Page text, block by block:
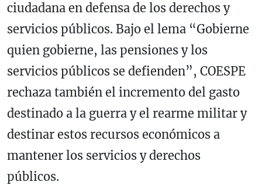
ciudadana en defensa de los derechos y
servicios públicos. Bajo el lema “Gobierne
quien gobierne, las pensiones y los
servicios públicos se defienden”, COESPE
rechaza también el incremento del gasto
destinado a la guerra y el rearme militar y
destinar estos recursos económicos a
mantener los servicios y derechos
públicos.